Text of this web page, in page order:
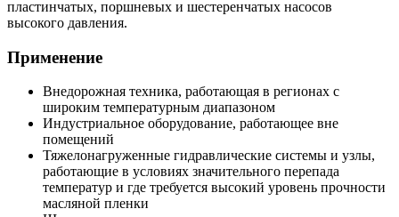
пластинчатых, поршневых и шестеренчатых насосов
высокого давления.
Применение
Внедорожная техника, работающая в регионах с
широким температурным диапазоном
Индустриальное оборудование, работающее вне
помещений
Тяжелонагруженные гидравлические системы и узлы,
работающие в условиях значительного перепада
температур и где требуется высокий уровень прочности
масляной пленки